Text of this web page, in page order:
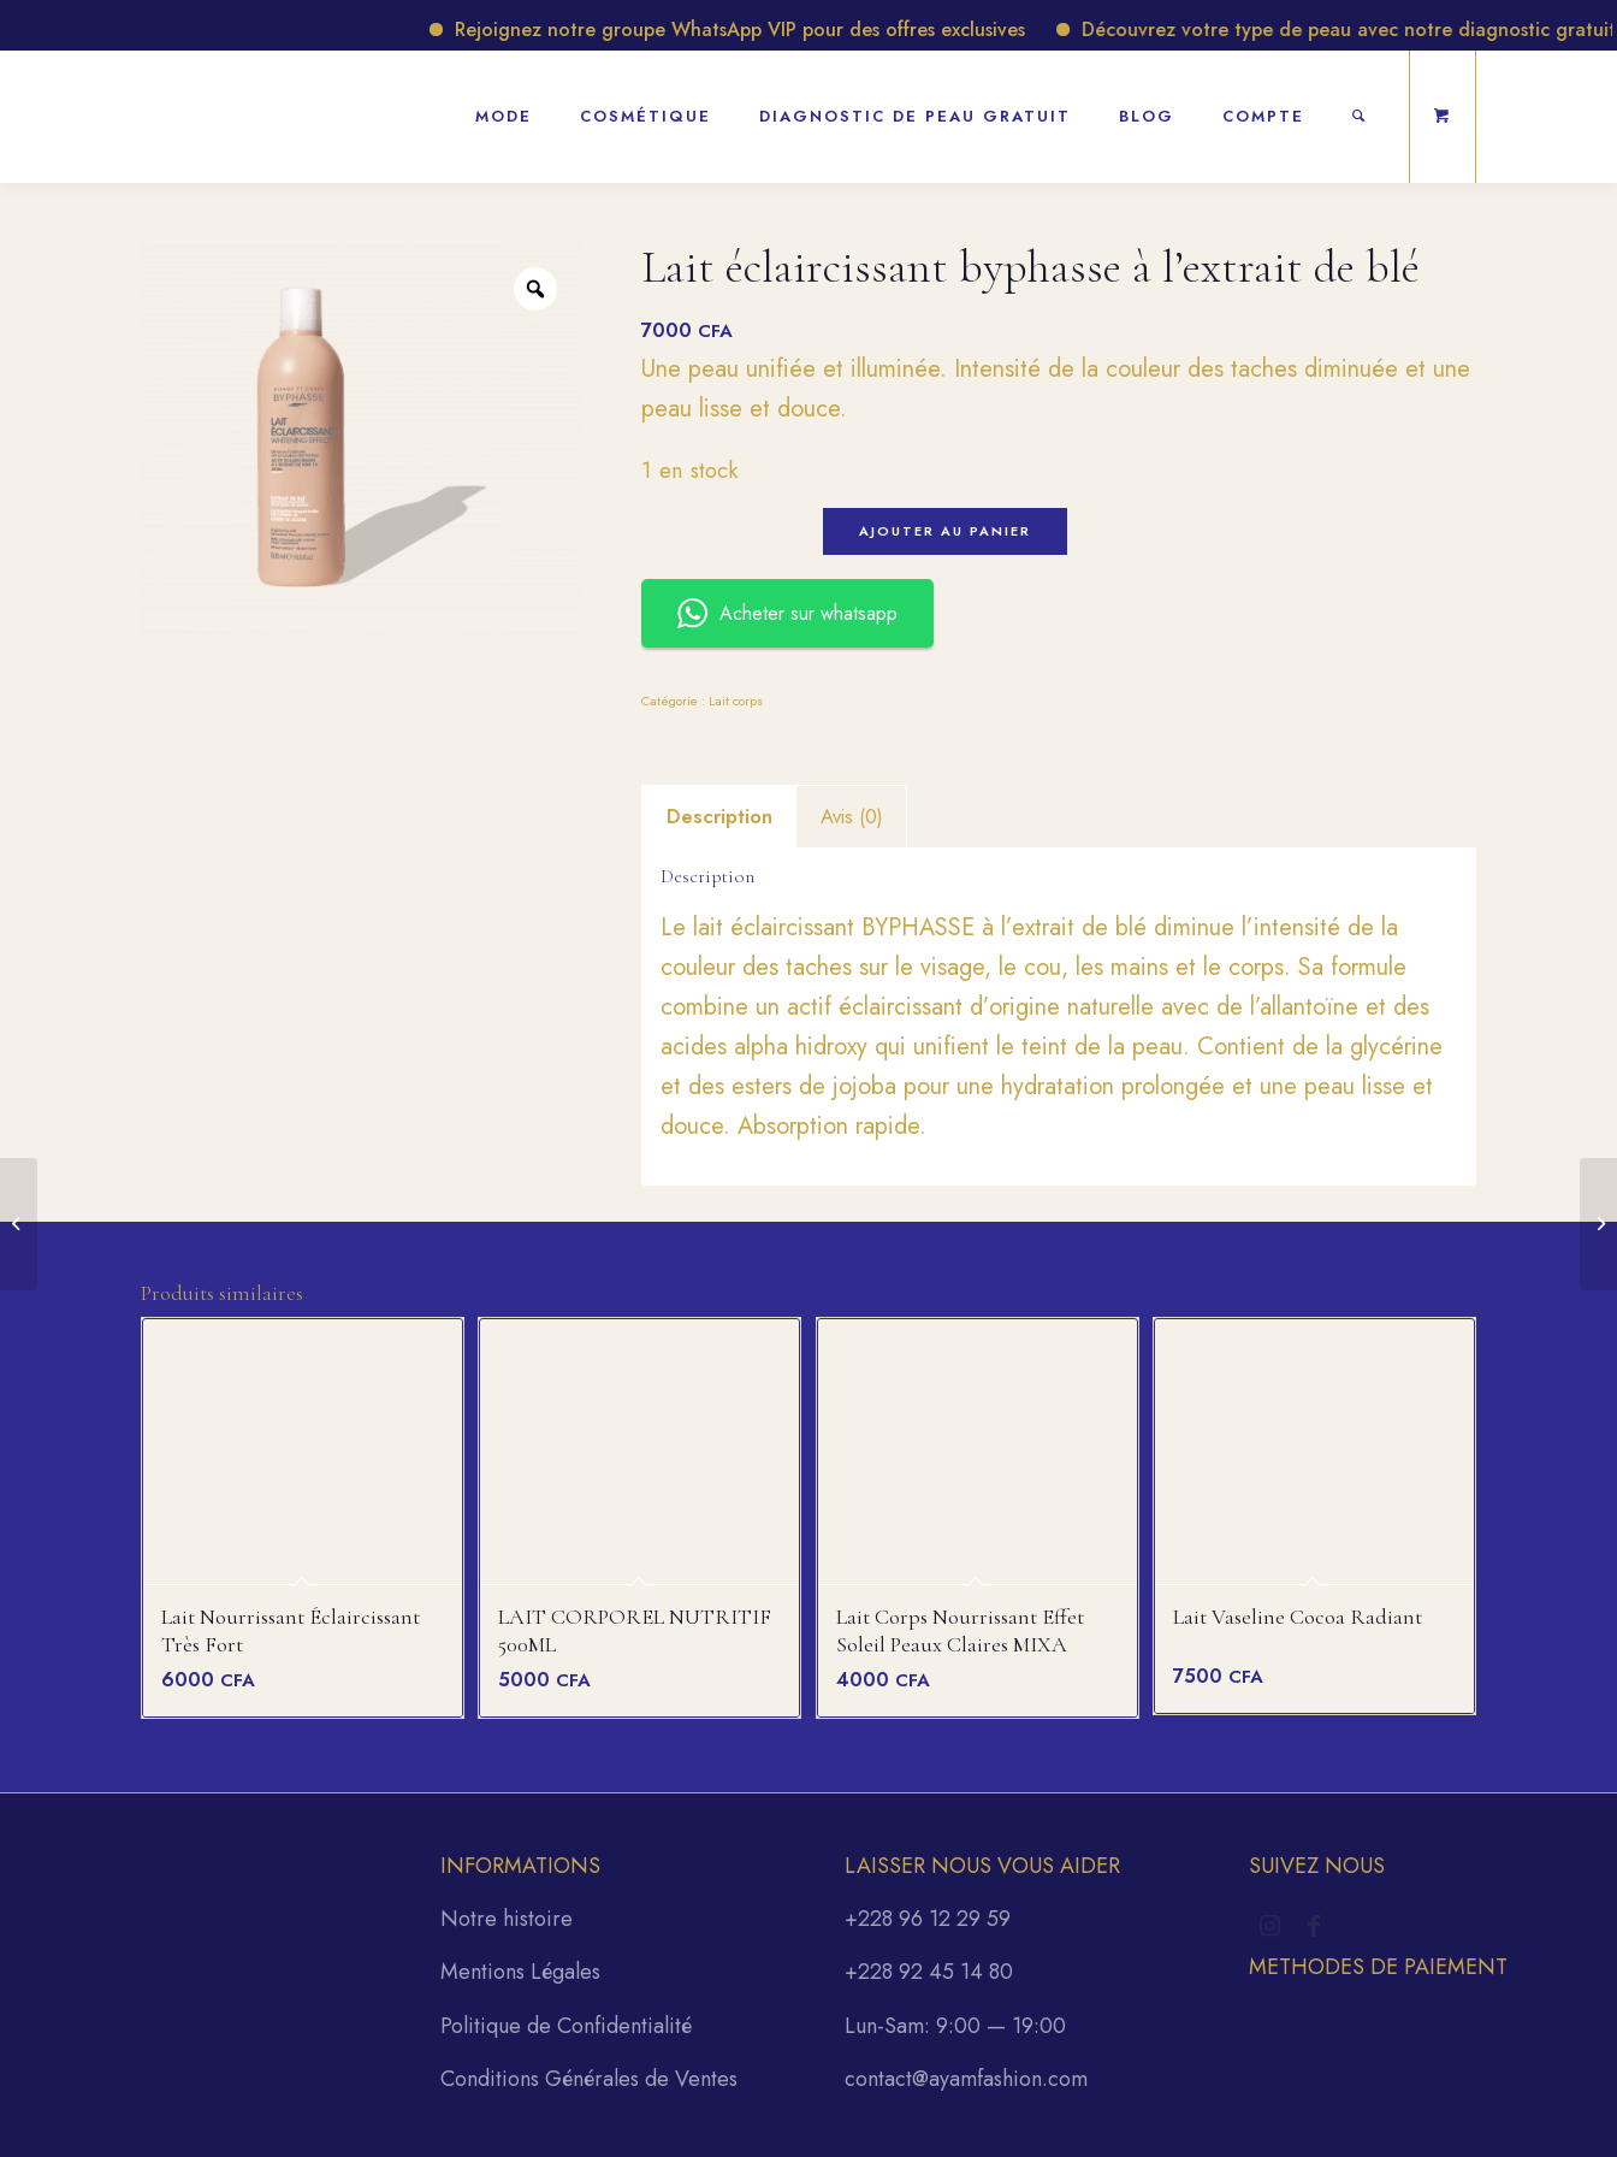
Rejoignez notre groupe WhatsApp VIP pour des offres exclusives Découvrez votre type de peau avec notre diagnostic gratuit
MODE COSMÉTIQUE DIAGNOSTIC DE PEAU GRATUIT BLOG COMPTE
Lait éclaircissant byphasse à l’extrait de blé
7000 CFA
Une peau unifiée et illuminée. Intensité de la couleur des taches diminuée et une
peau lisse et douce.
1 en stock
AJOUTER AU PANIER
Acheter sur whatsapp
Catégorie : Lait corps
Description Avis (0)
Description
Le lait éclaircissant BYPHASSE à l’extrait de blé diminue l’intensité de la
couleur des taches sur le visage, le cou, les mains et le corps. Sa formule
combine un actif éclaircissant d’origine naturelle avec de l’allantoïne et des
acides alpha hidroxy qui unifient le teint de la peau. Contient de la glycérine
et des esters de jojoba pour une hydratation prolongée et une peau lisse et
douce. Absorption rapide.
Produits similaires
Lait Nourrissant Éclaircissant
Très Fort
6000 CFA
LAIT CORPOREL NUTRITIF
500ML
5000 CFA
Lait Corps Nourrissant Effet
Soleil Peaux Claires MIXA
4000 CFA
Lait Vaseline Cocoa Radiant
7500 CFA
INFORMATIONS
Notre histoire
Mentions Légales
Politique de Confidentialité
Conditions Générales de Ventes
LAISSER NOUS VOUS AIDER
+228 96 12 29 59
+228 92 45 14 80
Lun-Sam: 9:00 — 19:00
contact@ayamfashion.com
SUIVEZ NOUS
METHODES DE PAIEMENT
byphasse à l’extrait